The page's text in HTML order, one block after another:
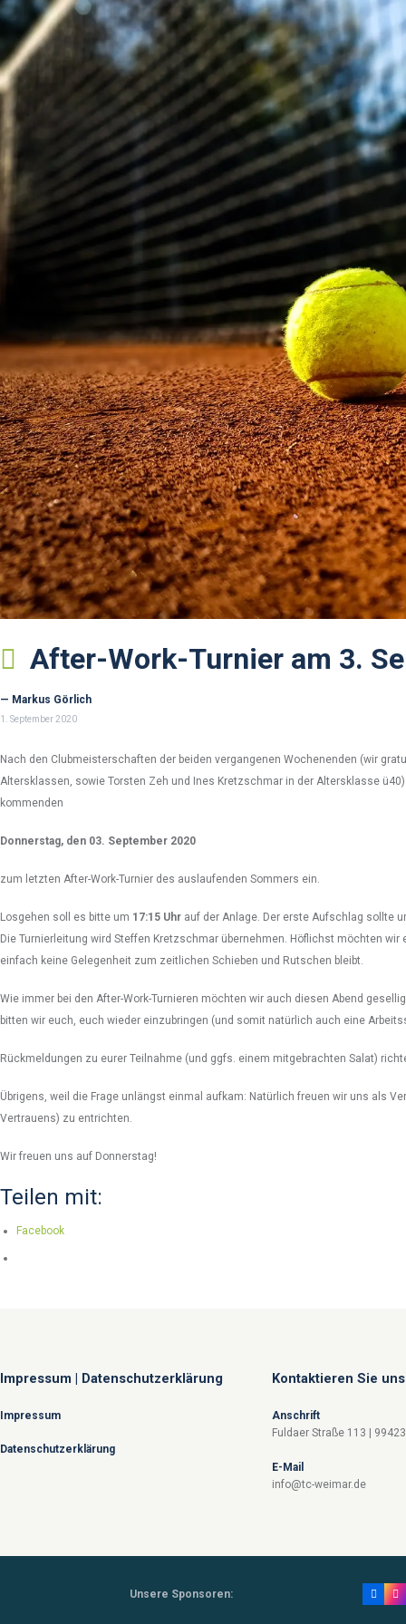
After-Work-Turnier am 3.
— Markus Görlich
1. September 2020
Nach den Clubmeisterschaften der beiden vergangenen Wochenenden (wir
Altersklassen, sowie Torsten Zeh und Ines Kretzschmar in der Altersklasse
kommenden
Donnerstag, den 03. September 2020
zum letzten After-Work-Turnier des auslaufenden Sommers ein.
Losgehen soll es bitte um 17:15 Uhr auf der Anlage. Der erste Aufschlag sollte
Die Turnierleitung wird Steffen Kretzschmar übernehmen. Höflichst möchten
einfach keine Gelegenheit zum zeitlichen Schieben und Rutschen bleibt.
Wie immer bei den After-Work-Turnieren möchten wir auch diesen Abend
bitten wir euch, euch wieder einzubringen (und somit natürlich auch eine
Rückmeldungen zu eurer Teilnahme (und ggfs. einem mitgebrachten Salat)
Übrigens, weil die Frage unlängst einmal aufkam: Natürlich freuen wir uns als
Vertrauens) zu entrichten.
Wir freuen uns auf Donnerstag!
Teilen mit:
Facebook
Impressum | Datenschutzerklärung
Impressum
Datenschutzerklärung
Kontaktieren Sie uns
Anschrift
Fuldaer Straße 113 |
E-Mail
info@tc-weimar.de
Unsere Sponsoren: